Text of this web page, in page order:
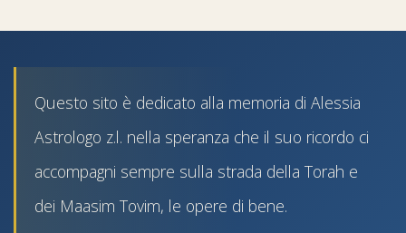
Questo sito è dedicato alla memoria di Alessia
Astrologo z.l. nella speranza che il suo ricordo ci
accompagni sempre sulla strada della Torah e
dei Maasim Tovim, le opere di bene.